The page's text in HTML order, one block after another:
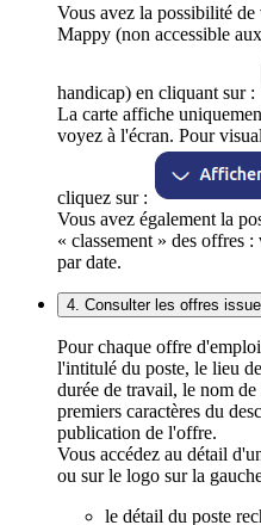
Vous avez la possibilité
Mappy (non accessible
handicap) en cliquant sur :
La carte affiche
voyez à l'écran. Pour
cliquez sur :
Vous avez également la
« classement » des offres
par date.
4. Consulter les offres
Pour chaque offre
l'intitulé du poste, le lieu
durée de travail, le nom
premiers caractères du
publication de l'offre.
Vous accédez au détail
ou sur le logo sur la
le détail du poste